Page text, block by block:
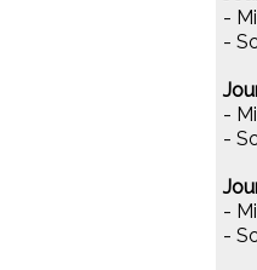
-
-
-
-
-
-